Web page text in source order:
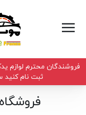
فروشندگان محترم لوازم
ثبت نام